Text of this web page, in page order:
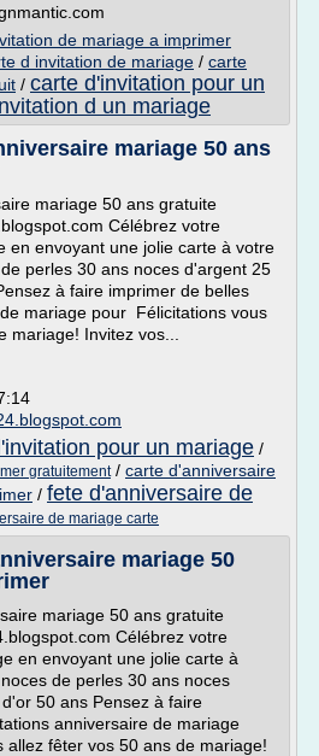
de mariage a imprimer
d invitation de mariage / carte
/ carte d'invitation pour un
d un mariage
mariage 50 ans
mariage 50 ans gratuite
Célébrez votre
en envoyant une jolie carte à votre
perles 30 ans noces d'argent 25
à faire imprimer de belles
mariage pour Félicitations vous
mariage! Invitez vos...
pour un mariage /
gratuitement/ carte d'anniversaire
/ fete d'anniversaire de
de mariage carte
mariage 50
mariage 50 ans gratuite
Célébrez votre
en envoyant une jolie carte à
de perles 30 ans noces
50 ans Pensez à faire
anniversaire de mariage
fêter vos 50 ans de mariage!